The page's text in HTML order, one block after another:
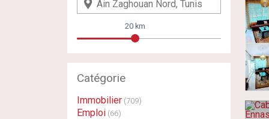
20 km
Catégorie
Immobilier (709)
Emploi (66)